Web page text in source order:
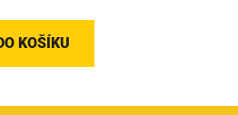
KOŠÍKU